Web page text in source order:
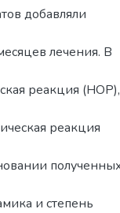
добавляли
лечения. В
реакция (НОР),
реакция
и степень